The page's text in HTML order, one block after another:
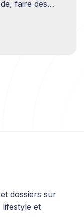
faire des
dossiers sur
lifestyle et